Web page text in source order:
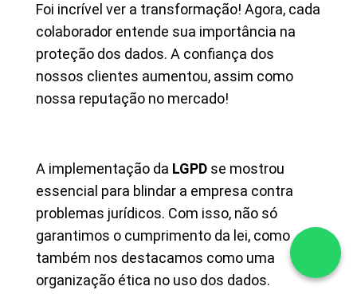
Foi incrível ver a transformação! Agora, cada
colaborador entende sua importância na
proteção dos dados. A confiança dos
nossos clientes aumentou, assim como
nossa reputação no mercado!
A implementação da LGPD se mostrou
essencial para blindar a empresa contra
problemas jurídicos. Com isso, não só
garantimos o cumprimento da lei, como
também nos destacamos como uma
organização ética no uso dos dados.